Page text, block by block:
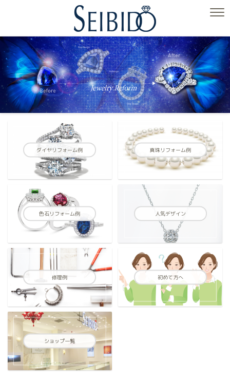
ダイヤリフォーム例 真珠リフォーム例
色石リフォーム例 人気デザイン
修理例 初めて方へ
ショップ一覧